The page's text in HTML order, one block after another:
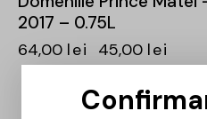
2017 – 0.75L
64,00 lei 45,00 lei